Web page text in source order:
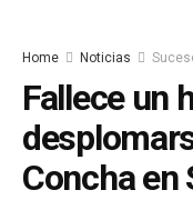
Home Noticias
Fallece un
Concha en